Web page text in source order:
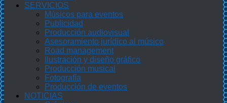
SERVICIOS
Músicos para eventos
Publicidad
Producción audiovisual
Asesoramiento jurídico al músico
Road management
Ilustración y diseño gráfico
Producción musical
Fotografía
Producción de eventos
NOTICIAS